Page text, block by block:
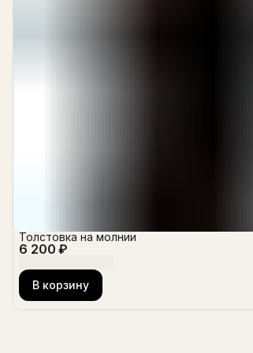
6 200 ₽
Толстовка на молнии
В корзину